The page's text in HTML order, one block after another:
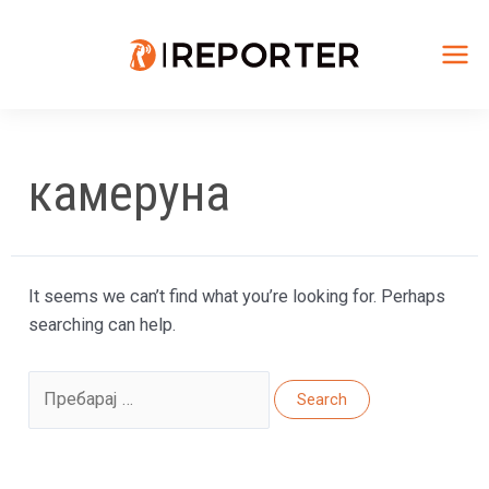
камеруна
It seems we can’t find what you’re looking for. Perhaps
searching can help.